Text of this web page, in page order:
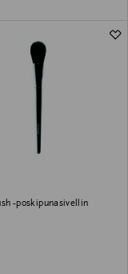
-poskipunasivellin